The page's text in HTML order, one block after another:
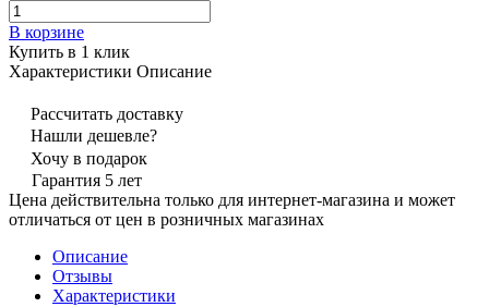
В корзине
Купить в 1 клик
Характеристики Описание
Рассчитать доставку
Нашли дешевле?
Хочу в подарок
Гарантия 5 лет
Цена действительна только для интернет-магазина и может
отличаться от цен в розничных магазинах
Описание
Отзывы
Характеристики